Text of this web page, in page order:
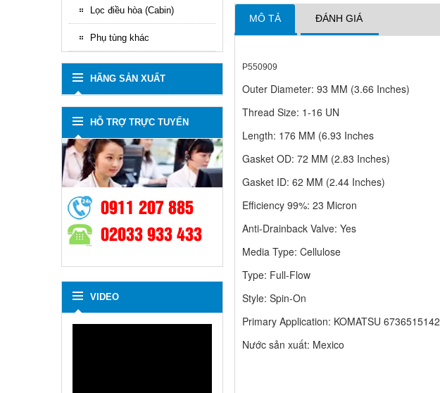
MÔ TẢ ĐÁNH GIÁ
P550909
Outer Diameter: 93 MM (3.66 Inches)
Thread Size: 1-16 UN
Length: 176 MM (6.93 Inches
Gasket OD: 72 MM (2.83 Inches)
Gasket ID: 62 MM (2.44 Inches)
Efficiency 99%: 23 Micron
Anti-Drainback Valve: Yes
Media Type: Cellulose
Type: Full-Flow
Style: Spin-On
Primary Application: KOMATSU 6736515142
Nước sản xuất: Mexico
Lọc điều hòa (Cabin)
Phụ tùng khác
HÃNG SẢN XUẤT
HỖ TRỢ TRỰC TUYẾN
0911 207 885
02033 933 433
VIDEO